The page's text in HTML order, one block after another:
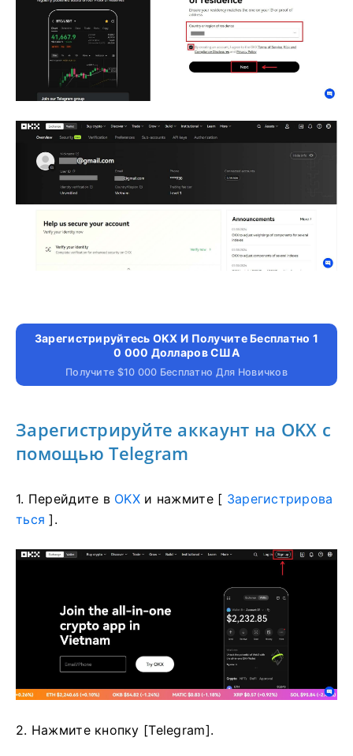
Зарегистрируйтесь OKX И Получите Бесплатно 1
0 000 Долларов США
Получите $10 000 Бесплатно Для Новичков
Зарегистрируйте аккаунт на OKX с
помощью Telegram
1. Перейдите в OKX и нажмите [ Зарегистрирова
ться ].
2. Нажмите кнопку [Telegram].